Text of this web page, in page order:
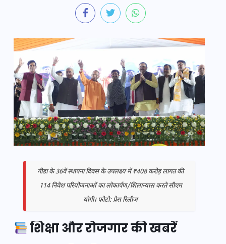
गीडा के 36वें स्थापना दिवस के उपलक्ष्य में ₹408 करोड़ लागत की
114 निवेश परियोजनाओं का लोकार्पण/शिलान्यास करते सीएम
योगी। फोटो: प्रेस रिलीज
शिक्षा और रोजगार की खबरें